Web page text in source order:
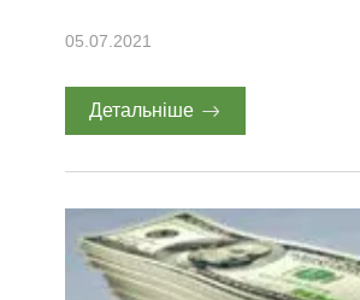
05.07.2021
Детальніше